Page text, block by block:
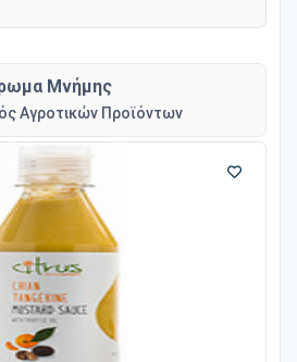
Μνήμης
Αγροτικών Προϊόντων